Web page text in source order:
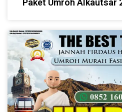
Paket Umroh Alkautsar